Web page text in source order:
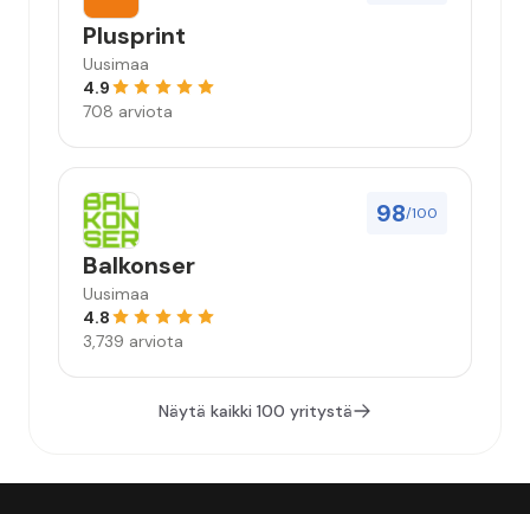
Plusprint
Uusimaa
4.9
708 arviota
98/100
Balkonser
Uusimaa
4.8
3,739 arviota
Näytä kaikki 100 yritystä